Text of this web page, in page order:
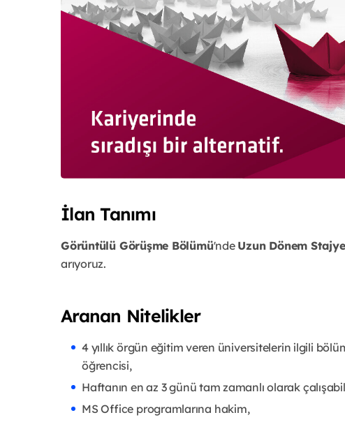
İlan Tanımı
Görüntülü Görüşme Bölümü'nde Uzun Dönem
arıyoruz.
Aranan Nitelikler
4 yıllık örgün eğitim veren üniversitelerin ilgili
öğrencisi,
Haftanın en az 3 günü tam zamanlı olarak
MS Office programlarına hakim,